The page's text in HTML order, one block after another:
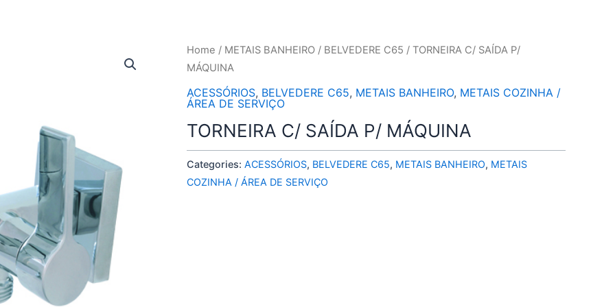
Home / METAIS BANHEIRO / BELVEDERE C65 / TORNEIRA C/ SAÍDA P/
MÁQUINA
ACESSÓRIOS, BELVEDERE C65, METAIS BANHEIRO, METAIS COZINHA /
ÁREA DE SERVIÇO
TORNEIRA C/ SAÍDA P/ MÁQUINA
Categories: ACESSÓRIOS, BELVEDERE C65, METAIS BANHEIRO, METAIS
COZINHA / ÁREA DE SERVIÇO